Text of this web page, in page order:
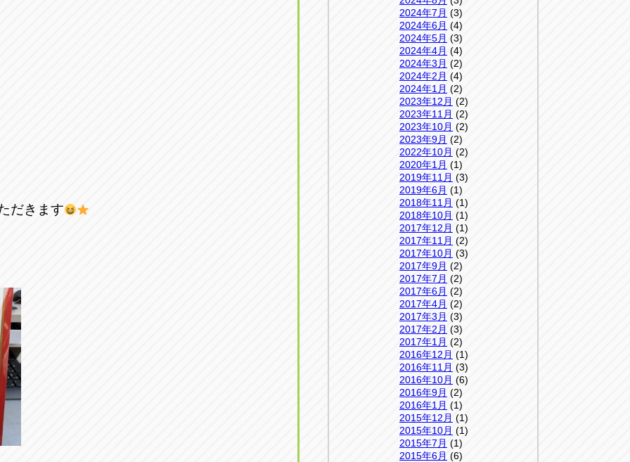
だきます
2024年7月 (3)
2024年6月 (4)
2024年5月 (3)
2024年4月 (4)
2024年3月 (2)
2024年2月 (4)
2024年1月 (2)
2023年12月 (2)
2023年11月 (2)
2023年10月 (2)
2023年9月 (2)
2022年10月 (2)
2020年1月 (1)
2019年11月 (3)
2019年6月 (1)
2018年11月 (1)
2018年10月 (1)
2017年12月 (1)
2017年11月 (2)
2017年10月 (3)
2017年9月 (2)
2017年7月 (2)
2017年6月 (2)
2017年4月 (2)
2017年3月 (3)
2017年2月 (3)
2017年1月 (2)
2016年12月 (1)
2016年11月 (3)
2016年10月 (6)
2016年9月 (2)
2016年1月 (1)
2015年12月 (1)
2015年10月 (1)
2015年7月 (1)
2015年6月 (6)